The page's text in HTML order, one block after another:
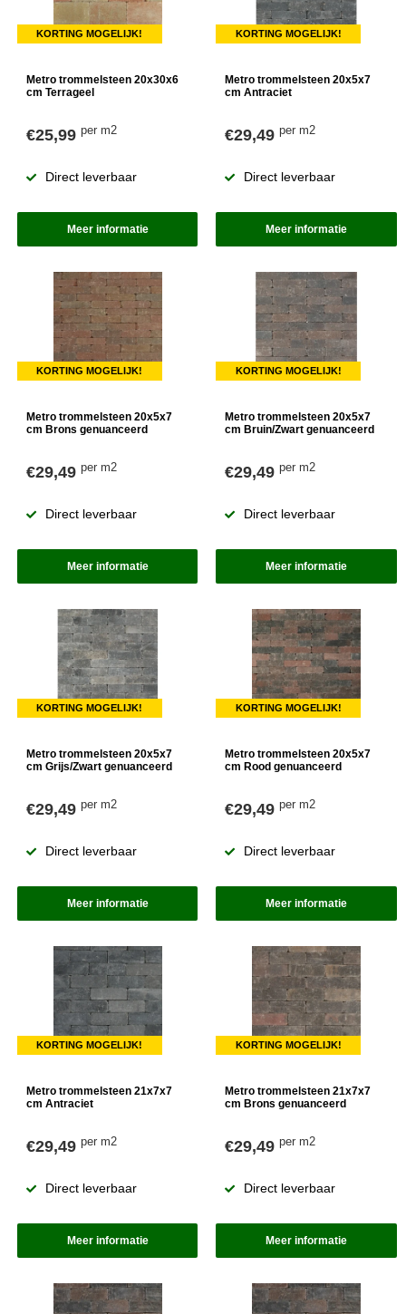
KORTING MOGELIJK!
Metro trommelsteen 20x30x6
cm Terrageel
€25,99 per m2
Direct leverbaar
Meer informatie
KORTING MOGELIJK!
Metro trommelsteen 20x5x7
cm Antraciet
€29,49per m2
Direct leverbaar
Meer informatie
KORTING MOGELIJK!
Metro trommelsteen 20x5x7
cm Brons genuanceerd
€29,49 per m2
Direct leverbaar
Meer informatie
KORTING MOGELIJK!
Metro trommelsteen 20x5x7
cm Bruin/Zwart genuanceerd
€29,49per m2
Direct leverbaar
Meer informatie
KORTING MOGELIJK!
Metro trommelsteen 20x5x7
cm Grijs/Zwart genuanceerd
€29,49 per m2
Direct leverbaar
Meer informatie
KORTING MOGELIJK!
Metro trommelsteen 20x5x7
cm Rood genuanceerd
€29,49per m2
Direct leverbaar
Meer informatie
KORTING MOGELIJK!
Metro trommelsteen 21x7x7
cm Antraciet
€29,49 per m2
Direct leverbaar
Meer informatie
KORTING MOGELIJK!
Metro trommelsteen 21x7x7
cm Brons genuanceerd
€29,49per m2
Direct leverbaar
Meer informatie